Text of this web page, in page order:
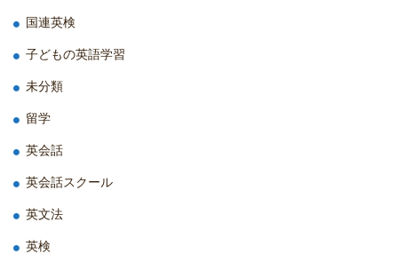
国連英検
子どもの英語学習
未分類
留学
英会話
英会話スクール
英文法
英検